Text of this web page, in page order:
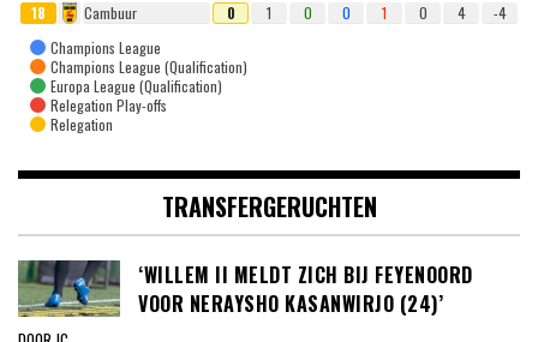
18
Cambuur 0 1 0 0 1 0 4
-4
Champions League
Champions League (Qualification)
Europa League (Qualification)
Relegation Play-offs
Relegation
TRANSFERGERUCHTEN
‘WILLEM II MELDT ZICH BIJ FEYENOORD
VOOR NERAYSHO KASANWIRJO (24)’